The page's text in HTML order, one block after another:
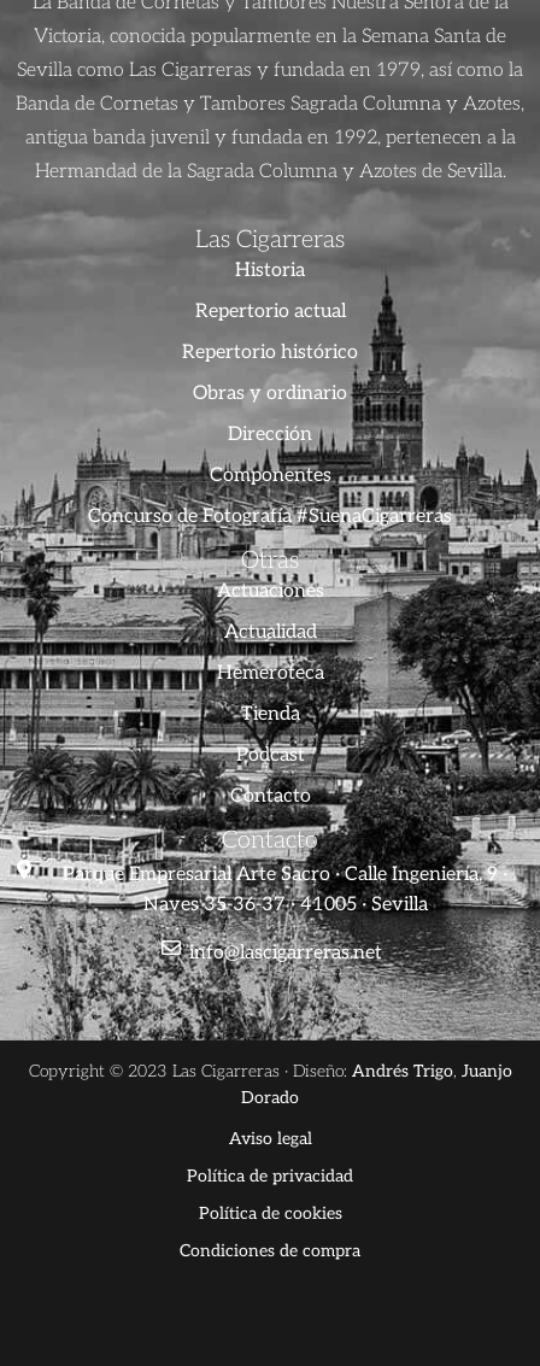
Victoria, conocida popularmente en la Semana Santa de
Sevilla como Las Cigarreras y fundada en 1979, así como la
Banda de Cornetas y Tambores Sagrada Columna y Azotes,
antigua banda juvenil y fundada en 1992, pertenecen a la
Hermandad de la Sagrada Columna y Azotes de Sevilla.
Las Cigarreras
Historia
Repertorio actual
Repertorio histórico
Obras y ordinario
Dirección
Componentes
Concurso de Fotografía #SuenaCigarreras
Otras
Actuaciones
Actualidad
Hemeroteca
Tienda
Podcast
Contacto
Contacto
Parque Empresarial Arte Sacro · Calle Ingeniería, 9 ·
Naves 35-36-37 · 41005 · Sevilla
info@lascigarreras.net
Copyright © 2023 Las Cigarreras · Diseño: Andrés Trigo, Juanjo
Dorado
Aviso legal
Política de privacidad
Política de cookies
Condiciones de compra